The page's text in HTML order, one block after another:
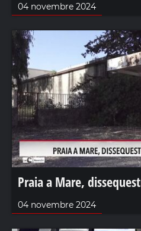
04 novembre 2024
Praia a Mare,
04 novembre 2024